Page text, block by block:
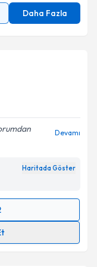
Daha Fazla
Devamı
Haritada Göster